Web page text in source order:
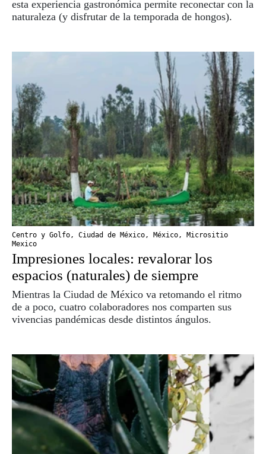
esta experiencia gastronómica permite reconectar con la
naturaleza (y disfrutar de la temporada de hongos).
Centro y Golfo, Ciudad de México, México, Micrositio
Mexico
Impresiones locales: revalorar los
espacios (naturales) de siempre
Mientras la Ciudad de México va retomando el ritmo
de a poco, cuatro colaboradores nos comparten sus
vivencias pandémicas desde distintos ángulos.